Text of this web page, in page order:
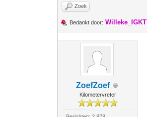
Zoek
Bedankt door: Willeke_IGKT
ZoefZoef
Kilometervreter